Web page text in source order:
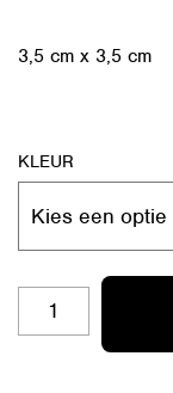
3,5 cm x 3,5 cm
KLEUR
V009
KLAVERTJE